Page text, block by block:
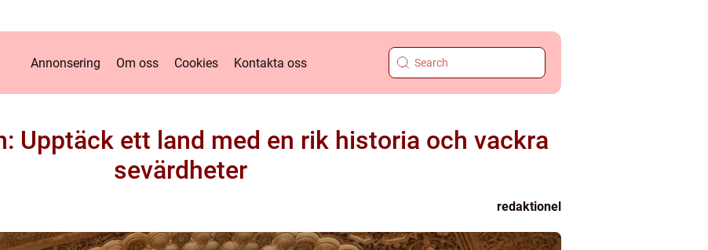
Annonsering Om oss Cookies Kontakta oss
Upptäck ett land med en rik historia och vackra
sevärdheter
redaktionel